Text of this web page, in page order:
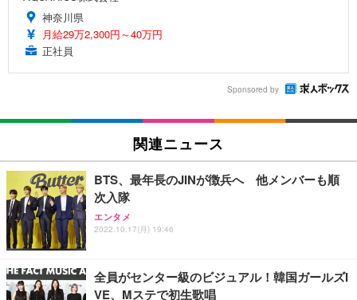
神奈川県
月給29万2,300円～40万円
正社員
Sponsored by
関連ニュース
BTS、最年長のJINが徴兵へ 他メンバーも順
次入隊
エンタメ
2022.10.17(月) 19:46
全員がセンター級のビジュアル！韓国ガールズI
VE、Mステで初生歌唱